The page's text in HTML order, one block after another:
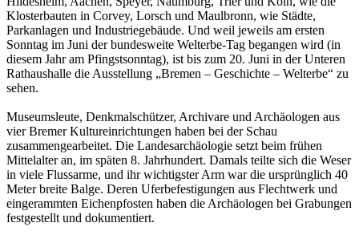
Klosterbauten in Corvey, Lorsch und Maulbronn, wie Städte,
Parkanlagen und Industriegebäude. Und weil jeweils am ersten
Sonntag im Juni der bundesweite Welterbe-Tag begangen wird (in
diesem Jahr am Pfingstsonntag), ist bis zum 20. Juni in der Unteren
Rathaushalle die Ausstellung „Bremen – Geschichte – Welterbe“ zu
sehen.
Museumsleute, Denkmalschützer, Archivare und Archäologen aus
vier Bremer Kultureinrichtungen haben bei der Schau
zusammengearbeitet. Die Landesarchäologie setzt beim frühen
Mittelalter an, im späten 8. Jahrhundert. Damals teilte sich die Weser
in viele Flussarme, und ihr wichtigster Arm war die ursprünglich 40
Meter breite Balge. Deren Uferbefestigungen aus Flechtwerk und
eingerammten Eichenpfosten haben die Archäologen bei Grabungen
festgestellt und dokumentiert.